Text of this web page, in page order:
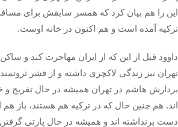
این را هم بیان کرد که همسر سابقش برای
ترکیه آمده است و هم اکنون در خانه اوست.
داوود قبل از این که از ایران مهاجرت کند و
تهران نیز زندگی لاکچری داشته و از قشر
بردارش هاشم در تهران همیشه در حال تفریح و
اند. هم چنین حال که در ترکیه هم هستند، باز
دست برنداشته اند و همیشه در حال پارتی گرفتن